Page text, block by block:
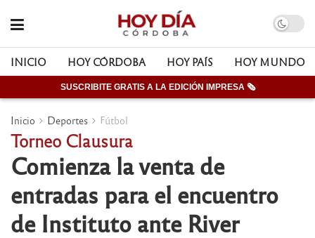
INICIO HOY CÓRDOBA HOY PAÍS HOY MUNDO
SUSCRIBITE GRATIS A LA EDICIÓN IMPRESA 🗞
Inicio Deportes Fútbol
Torneo Clausura
Comienza la venta de
entradas para el encuentro
de Instituto ante River